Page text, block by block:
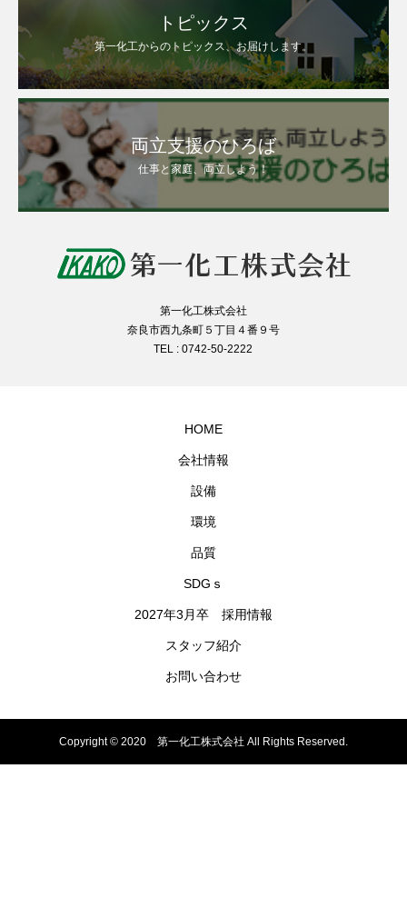
トピックス
第一化工からのトピックス、お届けします。
両立支援のひろば
仕事と家庭、両立しよう！
第一化工株式会社
奈良市西九条町５丁目４番９号
TEL : 0742-50-2222
HOME
会社情報
設備
環境
品質
SDGｓ
2027年3月卒 採用情報
スタッフ紹介
お問い合わせ
Copyright © 2020 第一化工株式会社 All Rights Reserved.